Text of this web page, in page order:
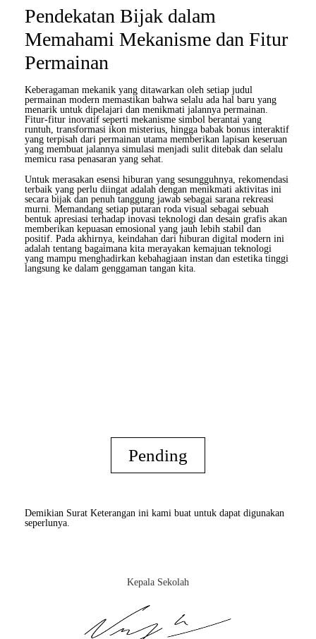
Pendekatan Bijak dalam
Memahami Mekanisme dan Fitur
Permainan
Keberagaman mekanik yang ditawarkan oleh setiap judul
permainan modern memastikan bahwa selalu ada hal baru yang
menarik untuk dipelajari dan menikmati jalannya permainan.
Fitur-fitur inovatif seperti mekanisme simbol berantai yang
runtuh, transformasi ikon misterius, hingga babak bonus interaktif
yang terpisah dari permainan utama memberikan lapisan keseruan
yang membuat jalannya simulasi menjadi sulit ditebak dan selalu
memicu rasa penasaran yang sehat.
Untuk merasakan esensi hiburan yang sesungguhnya, rekomendasi
terbaik yang perlu diingat adalah dengan menikmati aktivitas ini
secara bijak dan penuh tanggung jawab sebagai sarana rekreasi
murni. Memandang setiap putaran roda visual sebagai sebuah
bentuk apresiasi terhadap inovasi teknologi dan desain grafis akan
memberikan kepuasan emosional yang jauh lebih stabil dan
positif. Pada akhirnya, keindahan dari hiburan digital modern ini
adalah tentang bagaimana kita merayakan kemajuan teknologi
yang mampu menghadirkan kebahagiaan instan dan estetika tinggi
langsung ke dalam genggaman tangan kita.
Pending
Demikian Surat Keterangan ini kami buat untuk dapat digunakan
seperlunya.
Kepala Sekolah